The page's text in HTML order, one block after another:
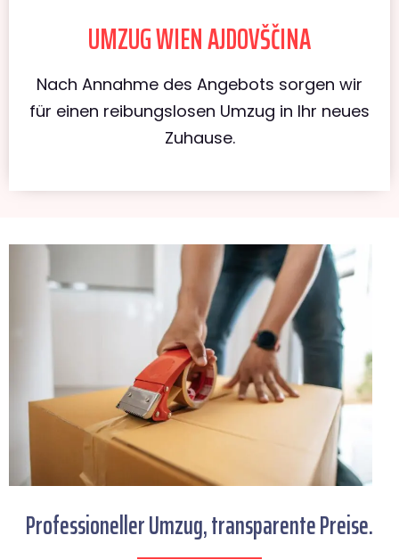
UMZUG WIEN AJDOVŠČINA
Nach Annahme des Angebots sorgen wir
für einen reibungslosen Umzug in Ihr neues
Zuhause.
Professioneller Umzug, transparente Preise.